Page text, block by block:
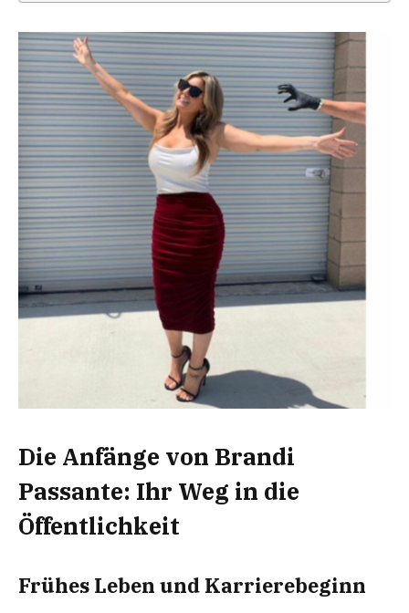
Die Anfänge von Brandi
Passante: Ihr Weg in die
Öffentlichkeit
Frühes Leben und Karrierebeginn